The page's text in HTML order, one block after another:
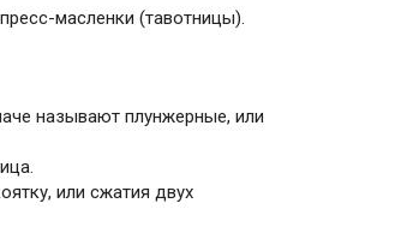
масленки (тавотницы).
называют плунжерные, или
или сжатия двух